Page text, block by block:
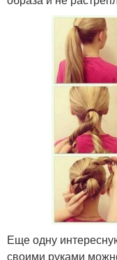
Еще одну
своими руками